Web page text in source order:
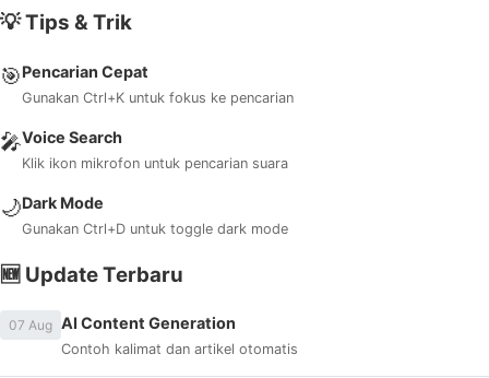
💡 Tips & Trik
🎯Pencarian Cepat
Gunakan Ctrl+K untuk fokus ke pencarian
🎤Voice Search
Klik ikon mikrofon untuk pencarian suara
🌙Dark Mode
Gunakan Ctrl+D untuk toggle dark mode
🆕 Update Terbaru
07 Aug AI Content Generation
Contoh kalimat dan artikel otomatis